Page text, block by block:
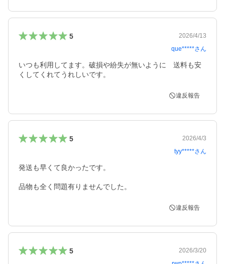
5
2026/4/13
que*****さん
いつも利用してます。破損や紛失が無いように　送料も安
くしてくれてうれしいです。
違反報告
5
2026/4/3
tyy*****さん
発送も早くて良かったです。
品物も全く問題有りませんでした。
違反報告
5
2026/3/20